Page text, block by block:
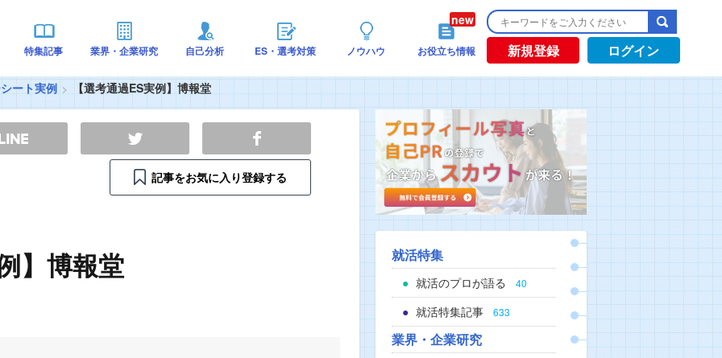
特集記事 業界・企業研究 自己分析 ES・選考対策 ノウハウ お役立ち情報 新規登録 ログイン
ート実例 【選考通過ES実例】博報堂
記事をお気に入り登録する
】博報堂 就活特集
就活のプロが語る 40
就活特集記事 633
業界・企業研究